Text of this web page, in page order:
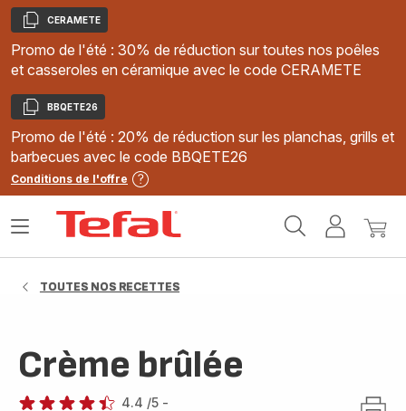
Copier
CERAMETE
Promo de l'été : 30% de réduction sur toutes nos poêles
et casseroles en céramique avec le code CERAMETE
Copier
BBQETE26
Promo de l'été : 20% de réduction sur les planchas, grills et
barbecues avec le code BBQETE26
Conditions de l'offre
MonMon
Ouvrir
TOUTES NOS RECETTES
Crème brûlée
4.4 /5 -